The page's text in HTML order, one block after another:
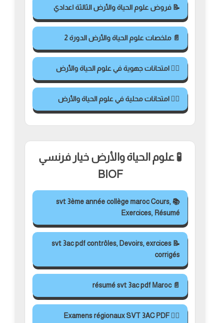
📝 فروض علوم الحياة والأرض الثالثة اعدادي
📄 ملخصات علوم الحياة والأرض الدورة 2
✍🏻 امتحانات جهوية في علوم الحياة والأرض
✍🏻 امتحانات محلية في علوم الحياة والأرض
🧪 علوم الحياة والأرض خيار فرنسي
BIOF
📚 svt 3ème année collège maroc Cours,
Exercices, Résumé
📝 svt 3ac pdf contrôles, Devoirs, exrcices
corrigés
📄 résumé svt 3ac pdf Maroc
✍🏻 Examens régionaux SVT 3AC PDF